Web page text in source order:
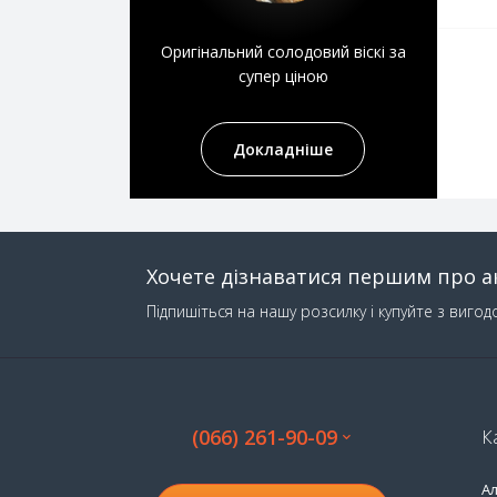
Горілка
Текіла
Лікер
Пельмені
Марципан
Печиво
Шоколад
Alpinella
Chateau
J.D.Gross
Оригінальний солодовий віскі за
супер ціною
Докладніше
Хочете дізнаватися першим про
Підпишіться на нашу розсилку і купуйте з
(066) 261-90-09